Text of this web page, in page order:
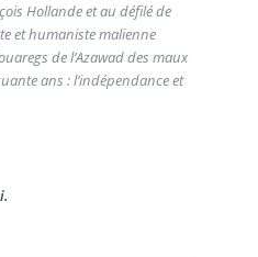
Hollande et au défilé de
et humaniste malienne
de l’Azawad des maux